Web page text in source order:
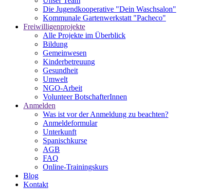
Die Jugendkooperative "Dein Waschsalon"
Kommunale Gartenwerkstatt "Pacheco"
Freiwilligenprojekte
Alle Projekte im Überblick
Bildung
Gemeinwesen
Kinderbetreuung
Gesundheit
Umwelt
NGO-Arbeit
Volunteer BotschafterInnen
Anmelden
Was ist vor der Anmeldung zu beachten?
Anmeldeformular
Unterkunft
Spanischkurse
AGB
FAQ
Online-Trainingskurs
Blog
Kontakt